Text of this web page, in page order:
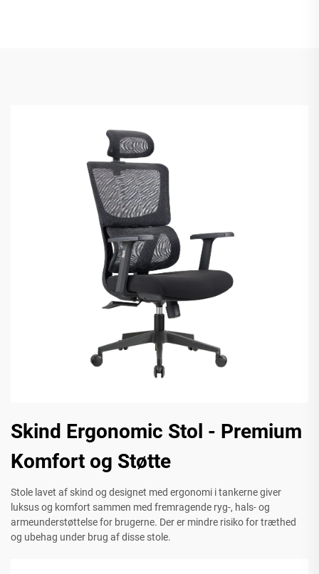
Skind Ergonomic Stol - Premium
Komfort og Støtte
Stole lavet af skind og designet med ergonomi i tankerne giver
luksus og komfort sammen med fremragende ryg-, hals- og
armeunderstøttelse for brugerne. Der er mindre risiko for træthed
og ubehag under brug af disse stole.